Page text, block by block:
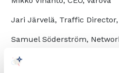
Jari Järvelä, Traffic Director,
Samuel Söderström,
15:00 - 16:00 Networking